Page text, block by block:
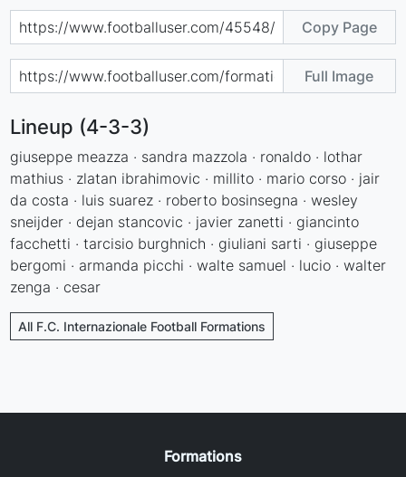
Copy Page
Full Image
Lineup (4-3-3)
giuseppe meazza · sandra mazzola · ronaldo · lothar
mathius · zlatan ibrahimovic · millito · mario corso · jair
da costa · luis suarez · roberto bosinsegna · wesley
sneijder · dejan stancovic · javier zanetti · giancinto
facchetti · tarcisio burghnich · giuliani sarti · giuseppe
bergomi · armanda picchi · walte samuel · lucio · walter
zenga · cesar
All F.C. Internazionale Football Formations
Formations